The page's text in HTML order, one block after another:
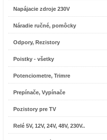
Napájacie zdroje 230V
Náradie ručné, pomôcky
Odpory, Rezistory
Poistky - všetky
Potenciometre, Trimre
Prepínače, Vypínače
Pozistory pre TV
Relé 5V, 12V, 24V, 48V, 230V..